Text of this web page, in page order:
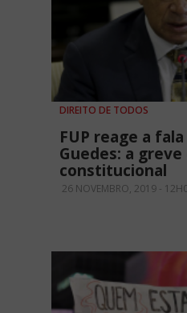
DIREITO DE TODOS
FUP reage a
Guedes: a
constitucional
26 NOVEMBRO, 2019 -